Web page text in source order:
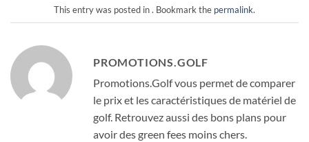
This entry was posted in . Bookmark the permalink.
PROMOTIONS.GOLF
Promotions.Golf vous permet de comparer
le prix et les caractéristiques de matériel de
golf. Retrouvez aussi des bons plans pour
avoir des green fees moins chers.